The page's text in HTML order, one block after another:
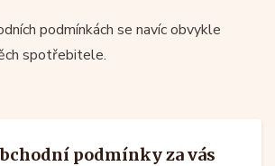
podmínkách se navíc obvykle
spotřebitele.
podmínky za vás